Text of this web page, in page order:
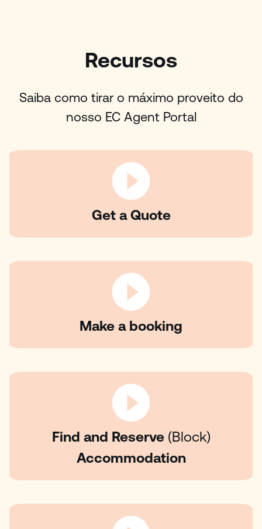
Recursos
Saiba como tirar o máximo proveito do
nosso EC Agent Portal
Get a Quote
Make a booking
Find and Reserve (Block)
Accommodation